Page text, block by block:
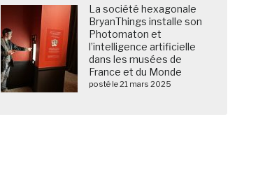
La société hexagonale
BryanThings installe son
Photomaton et
l’intelligence artificielle
dans les musées de
France et du Monde
posté le 21 mars 2025